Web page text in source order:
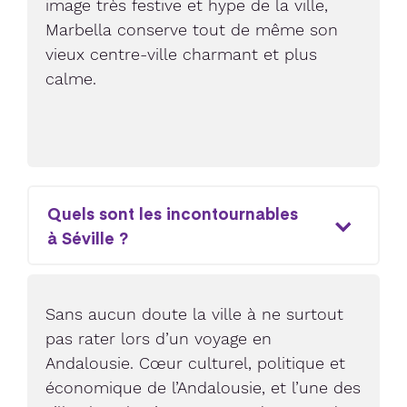
image très festive et hype de la ville,
Marbella conserve tout de même son
vieux centre-ville charmant et plus
calme.
Quels sont les incontournables
à Séville ?
Sans aucun doute la ville à ne surtout
pas rater lors d’un voyage en
Andalousie. Cœur culturel, politique et
économique de l’Andalousie, et l’une des